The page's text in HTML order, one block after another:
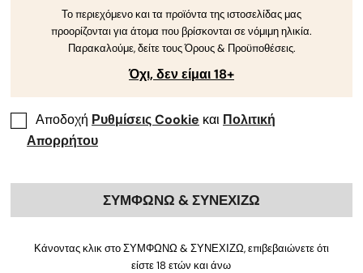
Το περιεχόμενο και τα προϊόντα της ιστοσελίδας μας
προορίζονται για άτομα που βρίσκονται σε νόμιμη ηλικία.
Παρακαλούμε, δείτε τους Όρους & Προϋποθέσεις.
Όχι, δεν είμαι 18+
Αποδοχή Ρυθμίσεις Cookie και Πολιτική
Απορρήτου
ΣΥΜΦΩΝΩ & ΣΥΝΕΧΙΖΩ
Κάνοντας κλικ στο ΣΥΜΦΩΝΩ & ΣΥΝΕΧΙΖΩ, επιβεβαιώνετε ότι
είστε 18 ετών και άνω